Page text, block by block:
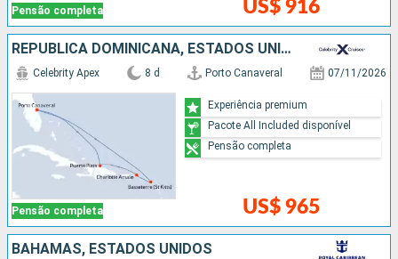
Pensão completa US$ 916
REPUBLICA DOMINICANA, ESTADOS UNIDOS
Pensão completa
Celebrity Apex 8 d Porto Canaveral 07/11/2026
US$ 965
Experiência premium
Pacote All Included disponível
Pensão completa
BAHAMAS, ESTADOS UNIDOS